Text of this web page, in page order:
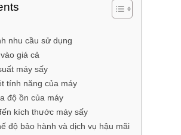
nhu cầu sử dụng
giá cả
máy sấy
tính năng của máy
độ ồn của máy
kích thước máy sấy
độ bảo hành và dịch vụ hậu mãi